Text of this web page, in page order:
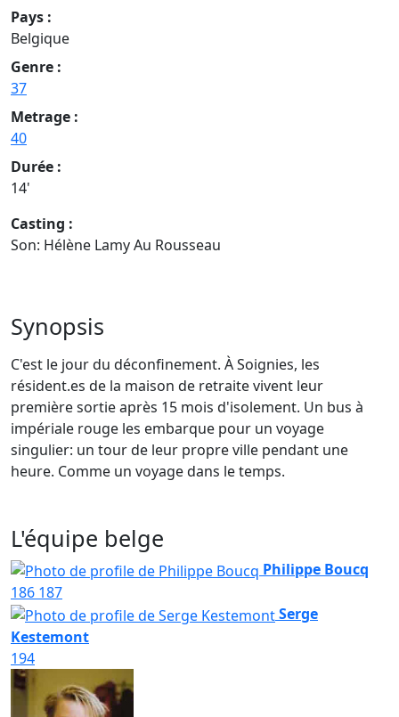
Pays :
Belgique
Genre :
37
Metrage :
40
Durée :
14'
Casting :
Son: Hélène Lamy Au Rousseau
Synopsis
C'est le jour du déconfinement. À Soignies, les
résident.es de la maison de retraite vivent leur
première sortie après 15 mois d'isolement. Un bus à
impériale rouge les embarque pour un voyage
singulier: un tour de leur propre ville pendant une
heure. Comme un voyage dans le temps.
L'équipe belge
Philippe Boucq
186 187
Serge
Kestemont
194